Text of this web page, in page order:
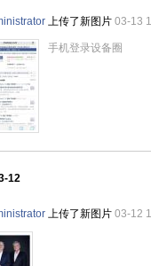
上传了新图片 03-13
手机登录设备圈
12
上传了新图片 03-12